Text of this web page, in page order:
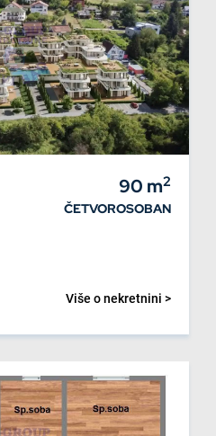
90 m2
ČETVOROSOBAN
Više o nekretnini >